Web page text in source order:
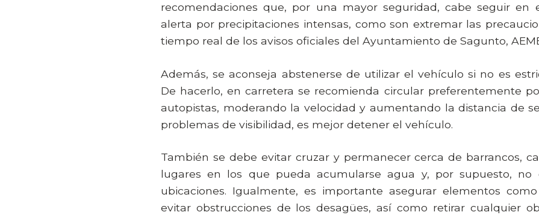
recomendaciones que, por una mayor seguridad, cabe seguir en
alerta por precipitaciones intensas, como son extremar las
tiempo real de los avisos oficiales del Ayuntamiento de Sagunto,
Además, se aconseja abstenerse de utilizar el vehículo si no es
De hacerlo, en carretera se recomienda circular preferentemente
autopistas, moderando la velocidad y aumentando la distancia de
problemas de visibilidad, es mejor detener el vehículo.
También se debe evitar cruzar y permanecer cerca de barrancos,
lugares en los que pueda acumularse agua y, por supuesto, no
ubicaciones. Igualmente, es importante asegurar elementos
evitar obstrucciones de los desagües, así como retirar cualquier